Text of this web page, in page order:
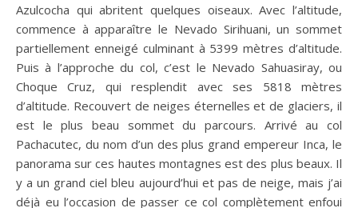
Azulcocha qui abritent quelques oiseaux. Avec l’altitude,
commence à apparaître le Nevado Sirihuani, un sommet
partiellement enneigé culminant à 5399 mètres d’altitude.
Puis à l’approche du col, c’est le Nevado Sahuasiray, ou
Choque Cruz, qui resplendit avec ses 5818 mètres
d’altitude. Recouvert de neiges éternelles et de glaciers, il
est le plus beau sommet du parcours. Arrivé au col
Pachacutec, du nom d’un des plus grand empereur Inca, le
panorama sur ces hautes montagnes est des plus beaux. Il
y a un grand ciel bleu aujourd’hui et pas de neige, mais j’ai
déjà eu l’occasion de passer ce col complètement enfoui